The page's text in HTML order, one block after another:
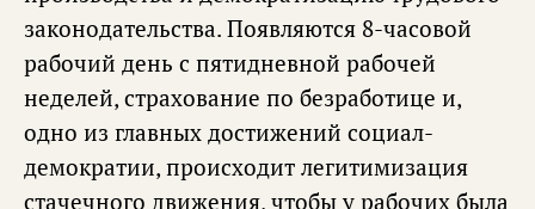
законодательства. Появляются 8-часовой
рабочий день с пятидневной рабочей
неделей, страхование по безработице и,
одно из главных достижений социал-
демократии, происходит легитимизация
стачечного движения, чтобы у рабочих была